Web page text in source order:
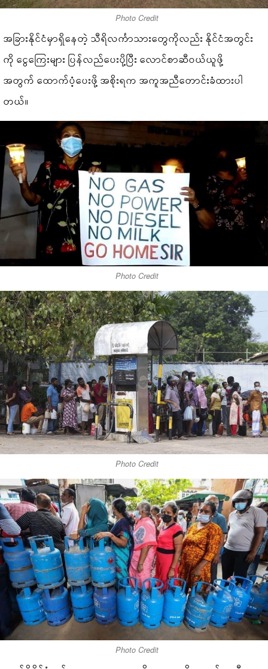
Photo Credit
အခြားနိုင်ငံမှာရှိနေတဲ့ သီရိလင်္ကာသားတွေကိုလည်း နိုင်ငံအတွင်း
ကို ငွေကြေးများ ပြန်လည်ပေးပို့ပြီး လောင်စာဆီဝယ်ယူဖို့
အတွက် ထောက်ပံ့ပေးဖို့ အစိုးရက အကူအညီတောင်းခံထားပါ
တယ်။
Photo Credit
Photo Credit
Photo Credit